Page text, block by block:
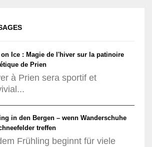
on Ice : Magie de l'hiver sur la patinoire
de Prien
à Prien sera sportif et
in den Bergen – wenn Wanderschuhe
treffen
Frühling beginnt für viele